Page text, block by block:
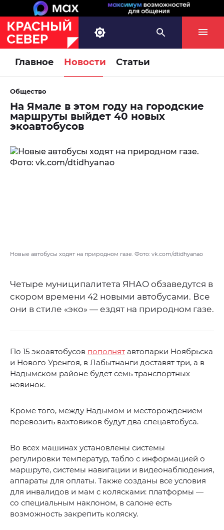
Главное Новости Статьи
Общество
На Ямале в этом году на городские
маршруты выйдет 40 новых
экоавтобусов
Новые автобусы ходят на природном газе. Фото: vk.com/dtidhyanao
Четыре муниципалитета ЯНАО обзаведутся в
скором времени 42 новыми автобусами. Все
они в стиле «эко» — ездят на природном газе.
По 15 экоавтобусов пополнят автопарки Ноябрьска
и Нового Уренгоя, в Лабытнанги доставят три, а в
Надымском районе будет семь транспортных
новинок.
Кроме того, между Надымом и месторождением
перевозить вахтовиков будут два спецавтобуса.
Во всех машинах установлены системы
регулировки температур, табло с информацией о
маршруте, системы навигации и видеонаблюдения,
аппараты для оплаты. Также созданы все условия
для инвалидов и мам с колясками: платформы —
со специальным наклоном, в салоне есть
возможность закрепить коляску.